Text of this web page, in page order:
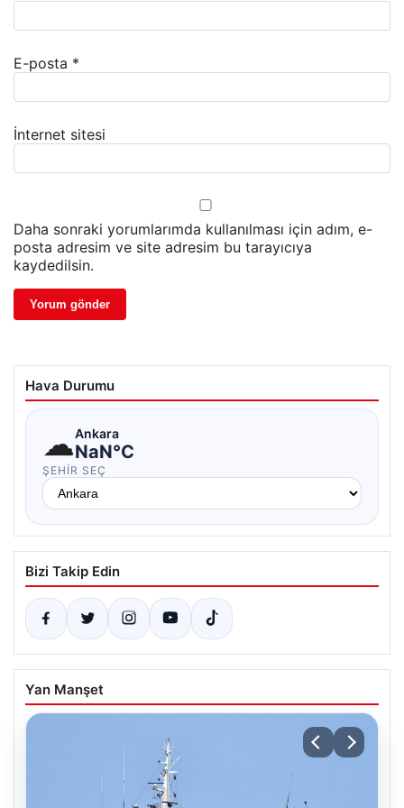
E-posta *
İnternet sitesi
Daha sonraki yorumlarımda kullanılması için adım, e-
posta adresim ve site adresim bu tarayıcıya
kaydedilsin.
Hava Durumu
☁Ankara
NaN°C
ŞEHIR SEÇ
Bizi Takip Edin
Yan Manşet